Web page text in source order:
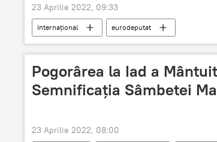
23 Aprilie 2022, 09:33
Internațional eurodeputat
Pogorârea la Iad a
Semnificația Sâmbetei
23 Aprilie 2022, 08:00